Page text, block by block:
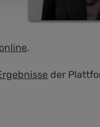
online.
der